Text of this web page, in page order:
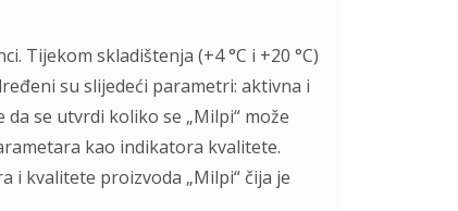
Tijekom skladištenja (+4 °C i +20 °C)
su slijedeći parametri: aktivna i
se utvrdi koliko se „Milpi“ može
kao indikatora kvalitete.
i kvalitete proizvoda „Milpi“ čija je